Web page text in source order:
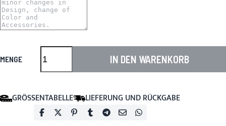
MENGE IN DEN WARENKORB
GRÖSSENTABELLE LIEFERUNG UND RÜCKGABE